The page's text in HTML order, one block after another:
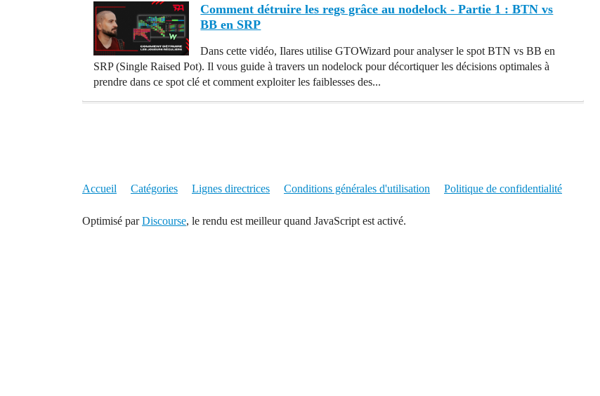
Comment détruire les regs grâce au nodelock - Partie 1 : BTN vs
BB en SRP
Dans cette vidéo, Ilares utilise GTOWizard pour analyser le spot BTN vs BB en
SRP (Single Raised Pot). Il vous guide à travers un nodelock pour décortiquer les décisions optimales à
prendre dans ce spot clé et comment exploiter les faiblesses des...
Accueil Catégories Lignes directrices Conditions générales d'utilisation Politique de confidentialité
Optimisé parDiscourse, le rendu est meilleur quand JavaScript est activé.